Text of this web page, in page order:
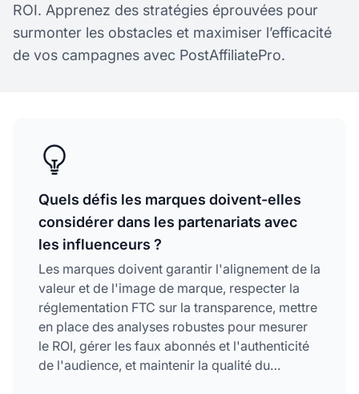
ROI. Apprenez des stratégies éprouvées pour
surmonter les obstacles et maximiser l’efficacité
de vos campagnes avec PostAffiliatePro.
Quels défis les marques doivent-elles
considérer dans les partenariats avec
les influenceurs ?
Les marques doivent garantir l'alignement de la
valeur et de l'image de marque, respecter la
réglementation FTC sur la transparence, mettre
en place des analyses robustes pour mesurer
le ROI, gérer les faux abonnés et l'authenticité
de l'audience, et maintenir la qualité du